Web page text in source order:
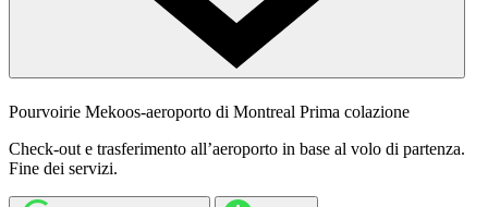
Pourvoirie Mekoos-aeroporto di Montreal Prima colazione
Check-out e trasferimento all’aeroporto in base al volo di partenza.
Fine dei servizi.